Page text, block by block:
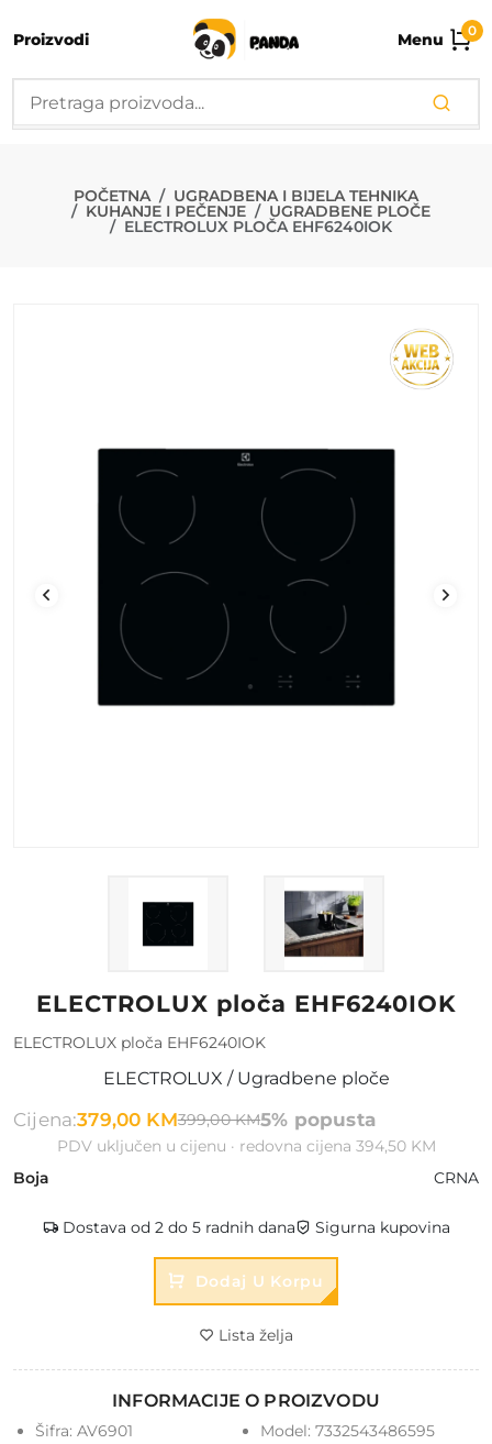
Proizvodi Menu 0
POČETNA UGRADBENA I BIJELA TEHNIKA
KUHANJE I PEČENJE UGRADBENE PLOČE
ELECTROLUX PLOČA EHF6240IOK
ELECTROLUX ploča EHF6240IOK
ELECTROLUX ploča EHF6240IOK
ELECTROLUX / Ugradbene ploče
Cijena:379,00 KM399,00 KM5% popusta
PDV uključen u cijenu · redovna cijena 394,50 KM
Boja
CRNA
Dostava od 2 do 5 radnih dana Sigurna kupovina
Dodaj U Korpu
Lista želja
INFORMACIJE O PROIZVODU
Šifra: AV6901 Model: 7332543486595